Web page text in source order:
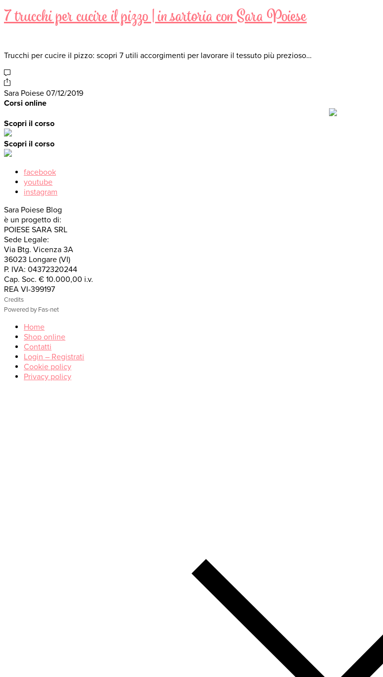
7 trucchi per cucire il pizzo | in sartoria con Sara Poiese
Trucchi per cucire il pizzo: scopri 7 utili accorgimenti per lavorare il tessuto più prezioso…
Sara Poiese 07/12/2019
Corsi online
Scopri il corso
Scopri il corso
facebook
youtube
instagram
Sara Poiese Blog
è un progetto di:
POIESE SARA SRL
Sede Legale:
Via Btg. Vicenza 3A
36023 Longare (VI)
P. IVA: 04372320244
Cap. Soc. € 10.000,00 i.v.
REA VI-399197
Credits
Powered by Fas-net
Home
Shop online
Contatti
Login – Registrati
Cookie policy
Privacy policy